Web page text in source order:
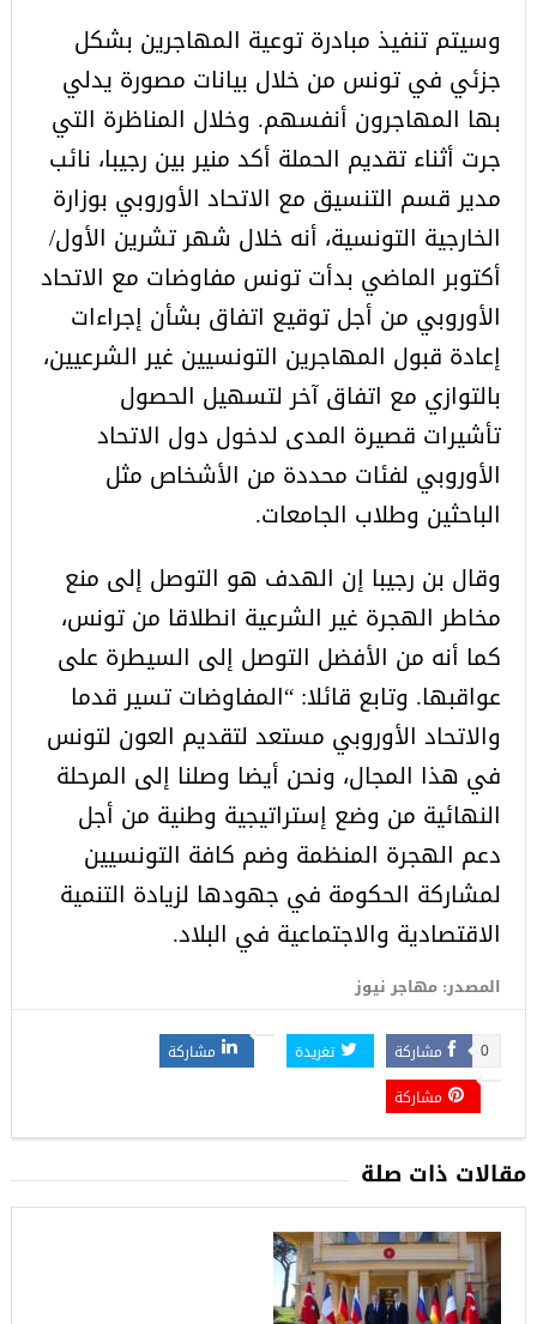
وسيتم تنفيذ مبادرة توعية المهاجرين بشكل
جزئي في تونس من خلال بيانات مصورة يدلي
بها المهاجرون أنفسهم. وخلال المناظرة التي
جرت أثناء تقديم الحملة أكد منير بين رجيبا، نائب
مدير قسم التنسيق مع الاتحاد الأوروبي بوزارة
الخارجية التونسية، أنه خلال شهر تشرين الأول/
أكتوبر الماضي بدأت تونس مفاوضات مع الاتحاد
الأوروبي من أجل توقيع اتفاق بشأن إجراءات
إعادة قبول المهاجرين التونسيين غير الشرعيين،
بالتوازي مع اتفاق آخر لتسهيل الحصول
تأشيرات قصيرة المدى لدخول دول الاتحاد
الأوروبي لفئات محددة من الأشخاص مثل
الباحثين وطلاب الجامعات.
وقال بن رجيبا إن الهدف هو التوصل إلى منع
مخاطر الهجرة غير الشرعية انطلاقا من تونس،
كما أنه من الأفضل التوصل إلى السيطرة على
عواقبها. وتابع قائلا: “المفاوضات تسير قدما
والاتحاد الأوروبي مستعد لتقديم العون لتونس
في هذا المجال، ونحن أيضا وصلنا إلى المرحلة
النهائية من وضع إستراتيجية وطنية من أجل
دعم الهجرة المنظمة وضم كافة التونسيين
لمشاركة الحكومة في جهودها لزيادة التنمية
الاقتصادية والاجتماعية في البلاد.
المصدر: مهاجر نيوز
مشاركة 0 تغريدة
مشاركة
مشاركة
مقالات ذات صلة